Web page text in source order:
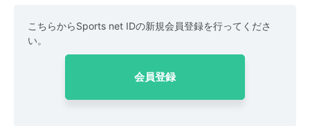
こちらからSports net IDの新規会員登録を行ってくださ
い。
会員登録